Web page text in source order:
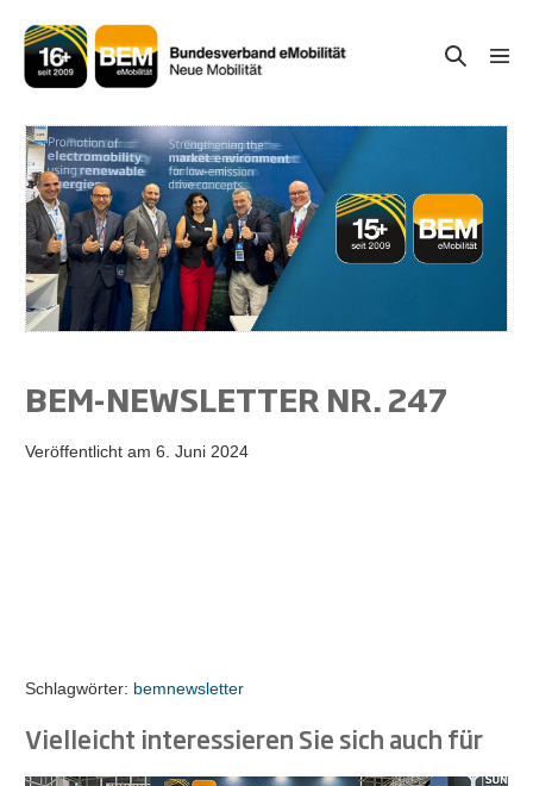
Inhalt
springen
Suche-
BEM-NEWSLETTER NR. 247
Veröffentlicht am 6. Juni 2024
Schlagwörter: bemnewsletter
Vielleicht interessieren Sie sich auch für